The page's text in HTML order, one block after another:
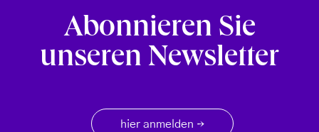
Abonnieren Sie
unseren Newsletter
hier anmelden →